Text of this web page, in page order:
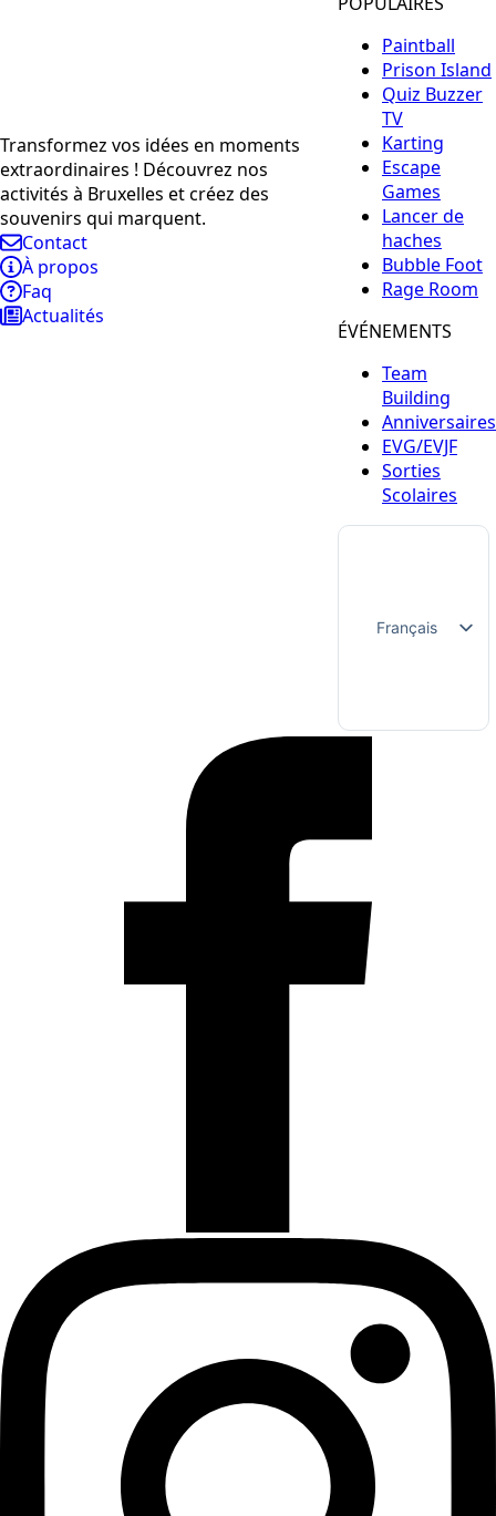
Transformez vos idées en moments
extraordinaires ! Découvrez nos
activités à Bruxelles et créez des
souvenirs qui marquent.
Contact
À propos
Faq
Actualités
Paintball
Prison Island
Quiz Buzzer
TV
Karting
Escape
Games
Lancer de
haches
Bubble Foot
Rage Room
ÉVÉNEMENTS
Team
Building
Anniversaires
EVG/EVJF
Sorties
Scolaires
Français
Nederlands